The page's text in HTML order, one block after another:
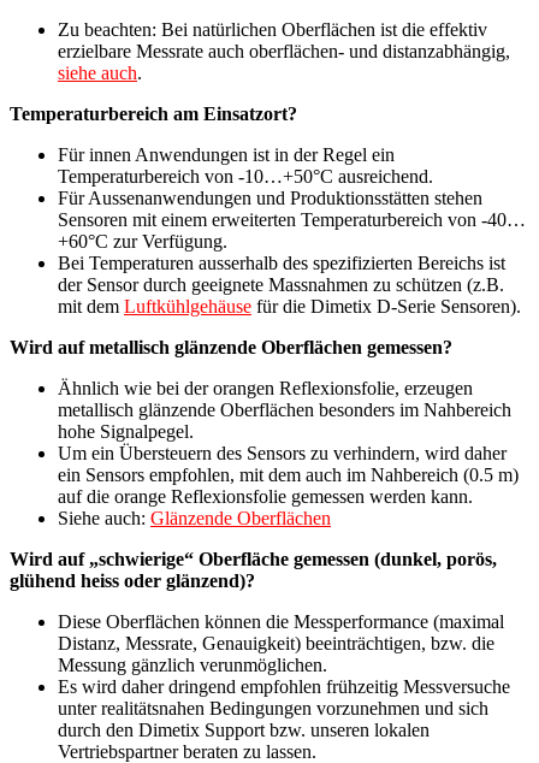
Zu beachten: Bei natürlichen Oberflächen ist die effektiv
erzielbare Messrate auch oberflächen- und distanzabhängig,
siehe auch.
Temperaturbereich am Einsatzort?
Für innen Anwendungen ist in der Regel ein
Temperaturbereich von -10…+50°C ausreichend.
Für Aussenanwendungen und Produktionsstätten stehen
Sensoren mit einem erweiterten Temperaturbereich von -40…
+60°C zur Verfügung.
Bei Temperaturen ausserhalb des spezifizierten Bereichs ist
der Sensor durch geeignete Massnahmen zu schützen (z.B.
mit dem Luftkühlgehäuse für die Dimetix D-Serie Sensoren).
Wird auf metallisch glänzende Oberflächen gemessen?
Ähnlich wie bei der orangen Reflexionsfolie, erzeugen
metallisch glänzende Oberflächen besonders im Nahbereich
hohe Signalpegel.
Um ein Übersteuern des Sensors zu verhindern, wird daher
ein Sensors empfohlen, mit dem auch im Nahbereich (0.5 m)
auf die orange Reflexionsfolie gemessen werden kann.
Siehe auch: Glänzende Oberflächen
Wird auf „schwierige“ Oberfläche gemessen (dunkel, porös,
glühend heiss oder glänzend)?
Diese Oberflächen können die Messperformance (maximal
Distanz, Messrate, Genauigkeit) beeinträchtigen, bzw. die
Messung gänzlich verunmöglichen.
Es wird daher dringend empfohlen frühzeitig Messversuche
unter realitätsnahen Bedingungen vorzunehmen und sich
durch den Dimetix Support bzw. unseren lokalen
Vertriebspartner beraten zu lassen.